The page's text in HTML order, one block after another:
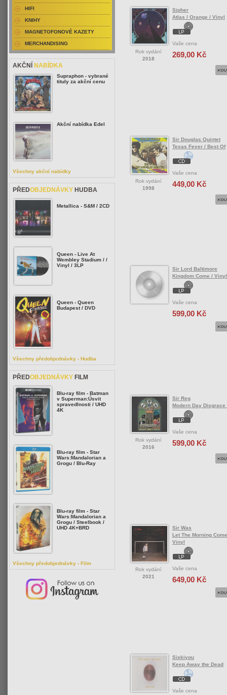
Rok vydání
2018
Sipher
Atlas / Orange / Vinyl
Vaše cena
269,00 Kč
Rok vydání
1998
Sir Douglas Quintet
Texas Fever / Best Of
Vaše cena
449,00 Kč
Sir Lord Baltimore
Kingdom Come / Vinyl
Vaše cena
599,00 Kč
Rok vydání
2016
Sir Reg
Modern Day
Vaše cena
599,00 Kč
Rok vydání
2021
Sir Was
Let The Morning
Vinyl
Vaše cena
649,00 Kč
Siskiyou
Keep Away the Dead
Vaše cena
HIFI
KNIHY
MAGNETOFONOVÉ KAZETY
MERCHANDISING
AKČNÍ NABÍDKA
Supraphon - vybrané
tituly za akční cenu
Akční nabídka Edel
Všechny akční nabídky
PŘEDOBJEDNÁVKY HUDBA
Metallica - S&M / 2CD
Queen - Live At
Wembley Stadium / /
Vinyl / 3LP
Queen - Queen
Budapest / DVD
Všechny předobjednávky - Hudba
PŘEDOBJEDNÁVKY FILM
Blu-ray film - Batman
v Superman:Úsvit
spravedlnosti / UHD
4K
Blu-ray film - Star
Wars:Mandalorian a
Grogu / Blu-Ray
Blu-ray film - Star
Wars:Mandalorian a
Grogu / Steelbook /
UHD 4K+BRD
Všechny předobjednávky - Film